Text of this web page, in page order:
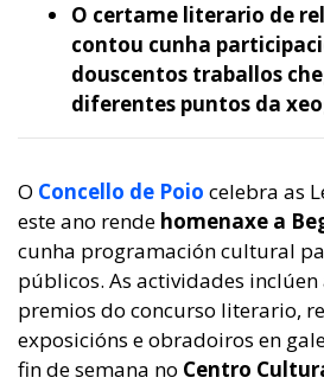
O certame literario de
contou cunha
douscentos traballos
diferentes puntos da
O Concello de Poio celebra as
este ano rende homenaxe a
cunha programación cultural
públicos. As actividades inclúen
premios do concurso literario,
exposicións e obradoiros en
fin de semana no Centro